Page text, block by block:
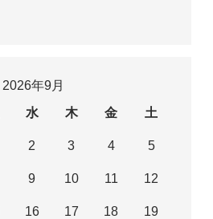
2026年9月
水 木 金 土
2 3 4 5
9 10 11 12
16 17 18 19